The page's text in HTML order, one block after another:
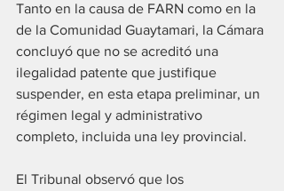
Tanto en la causa de FARN como en la
de la Comunidad Guaytamari, la Cámara
concluyó que no se acreditó una
ilegalidad patente que justifique
suspender, en esta etapa preliminar, un
régimen legal y administrativo
completo, incluida una ley provincial.
El Tribunal observó que los